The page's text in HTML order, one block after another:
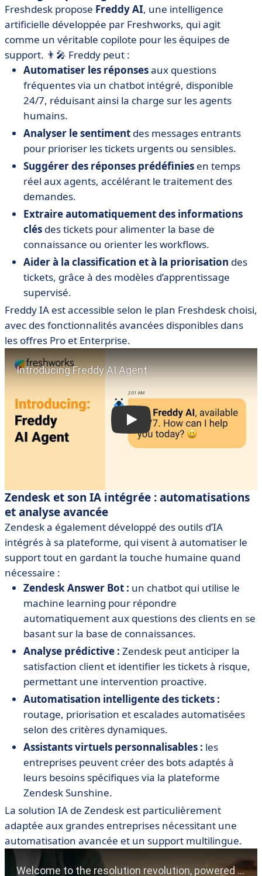
Freshdesk propose Freddy AI, une intelligence
artificielle développée par Freshworks, qui agit
comme un véritable copilote pour les équipes de
support. 👨‍🎤 Freddy peut :
Automatiser les réponsesaux questions
fréquentes via un chatbot intégré, disponible
24/7, réduisant ainsi la charge sur les agents
humains.
Analyser le sentiment des messages entrants
pour prioriser les tickets urgents ou sensibles.
Suggérer des réponses prédéfinies en temps
réel aux agents, accélérant le traitement des
demandes.
Extraire automatiquement des informations
clés des tickets pour alimenter la base de
connaissance ou orienter les workflows.
Aider à la classification et à la priorisation des
tickets, grâce à des modèles d’apprentissage
supervisé.
Freddy IA est accessible selon le plan Freshdesk choisi,
avec des fonctionnalités avancées disponibles dans
les offres Pro et Enterprise.
Zendesk et son IA intégrée : automatisations
et analyse avancée
Zendesk a également développé des outils d’IA
intégrés à sa plateforme, qui visent à automatiser le
support tout en gardant la touche humaine quand
nécessaire :
Zendesk Answer Bot : un chatbot qui utilise le
machine learning pour répondre
automatiquement aux questions des clients en se
basant sur la base de connaissances.
Analyse prédictive : Zendesk peut anticiper la
satisfaction client et identifier les tickets à risque,
permettant une intervention proactive.
Automatisation intelligente des tickets :
routage, priorisation et escalades automatisées
selon des critères dynamiques.
Assistants virtuels personnalisables : les
entreprises peuvent créer des bots adaptés à
leurs besoins spécifiques via la plateforme
Zendesk Sunshine.
La solution IA de Zendesk est particulièrement
adaptée aux grandes entreprises nécessitant une
automatisation avancée et un support multilingue.